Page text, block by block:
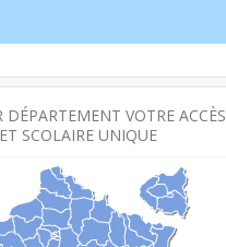
DÉPARTEMENT VOTRE ACCÈS
SCOLAIRE UNIQUE